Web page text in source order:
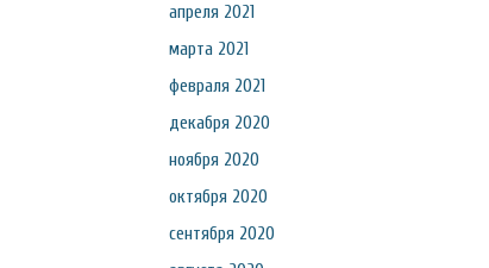
апреля 2021
марта 2021
февраля 2021
декабря 2020
ноября 2020
октября 2020
сентября 2020